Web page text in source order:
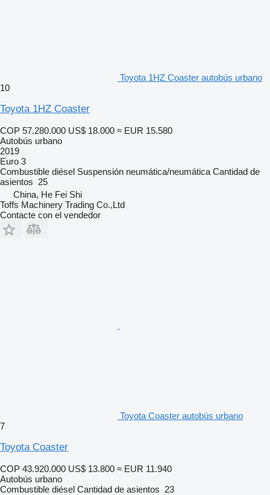
Toyota 1HZ Coaster autobús urbano
10
Toyota 1HZ Coaster
COP 57.280.000 US$ 18.000 ≈ EUR 15.580
Autobús urbano
2019
Euro 3
Combustible diésel Suspensión neumática/neumática Cantidad de
asientos 25
China, He Fei Shi
Toffs Machinery Trading Co.,Ltd
Contacte con el vendedor
Toyota Coaster autobús urbano
7
Toyota Coaster
COP 43.920.000 US$ 13.800 ≈ EUR 11.940
Autobús urbano
Combustible diésel Cantidad de asientos 23